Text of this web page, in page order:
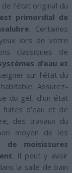
l’état original du
primordial de
. Certaines
lors de votre
classiques de
d’eau et
sur l’état du
Assurez-
du gel, d’un état
d’eau et de
des travaux du
moyen de les
moisissures
. Il peut y avoir
la salle de bain